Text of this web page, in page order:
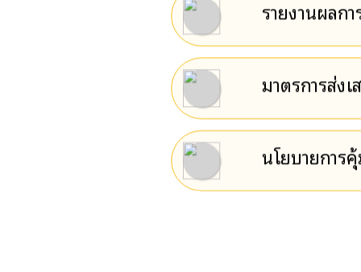
รายงานผลก
มาตรการส่ง
นโยบายการ